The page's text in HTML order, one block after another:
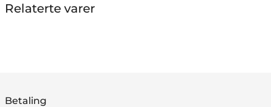
Relaterte varer
Betaling